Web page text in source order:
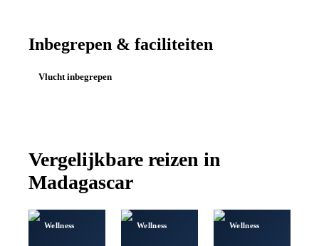
Inbegrepen & faciliteiten
Vlucht inbegrepen
Vergelijkbare reizen in
Madagascar
Wellness Wellness Wellness